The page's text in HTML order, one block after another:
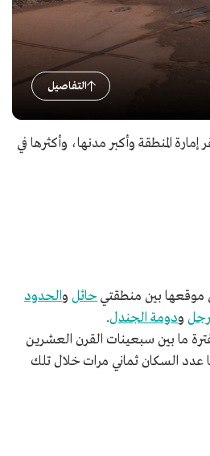
التفاصيل
المنطقة وأكبر مدنها، وأكثرها في
موقعها بين منطقتي حائل والحدود
ودومة الجندل.
ما بين سبعينات القرن العشرين
عدد السكان ثماني مرات خلال تلك